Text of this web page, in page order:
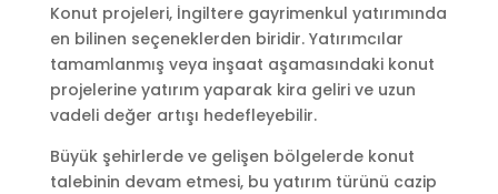
Konut projeleri, İngiltere gayrimenkul yatırımında
en bilinen seçeneklerden biridir. Yatırımcılar
tamamlanmış veya inşaat aşamasındaki konut
projelerine yatırım yaparak kira geliri ve uzun
vadeli değer artışı hedefleyebilir.
Büyük şehirlerde ve gelişen bölgelerde konut
talebinin devam etmesi, bu yatırım türünü cazip